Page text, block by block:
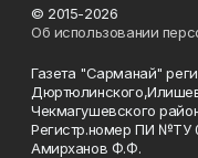
© 2015-2026
Об использовании
Газета "Сарманай"
Чекмагушевского
Регистр.номер ПИ №ТУ
Амирханов Ф.Ф.